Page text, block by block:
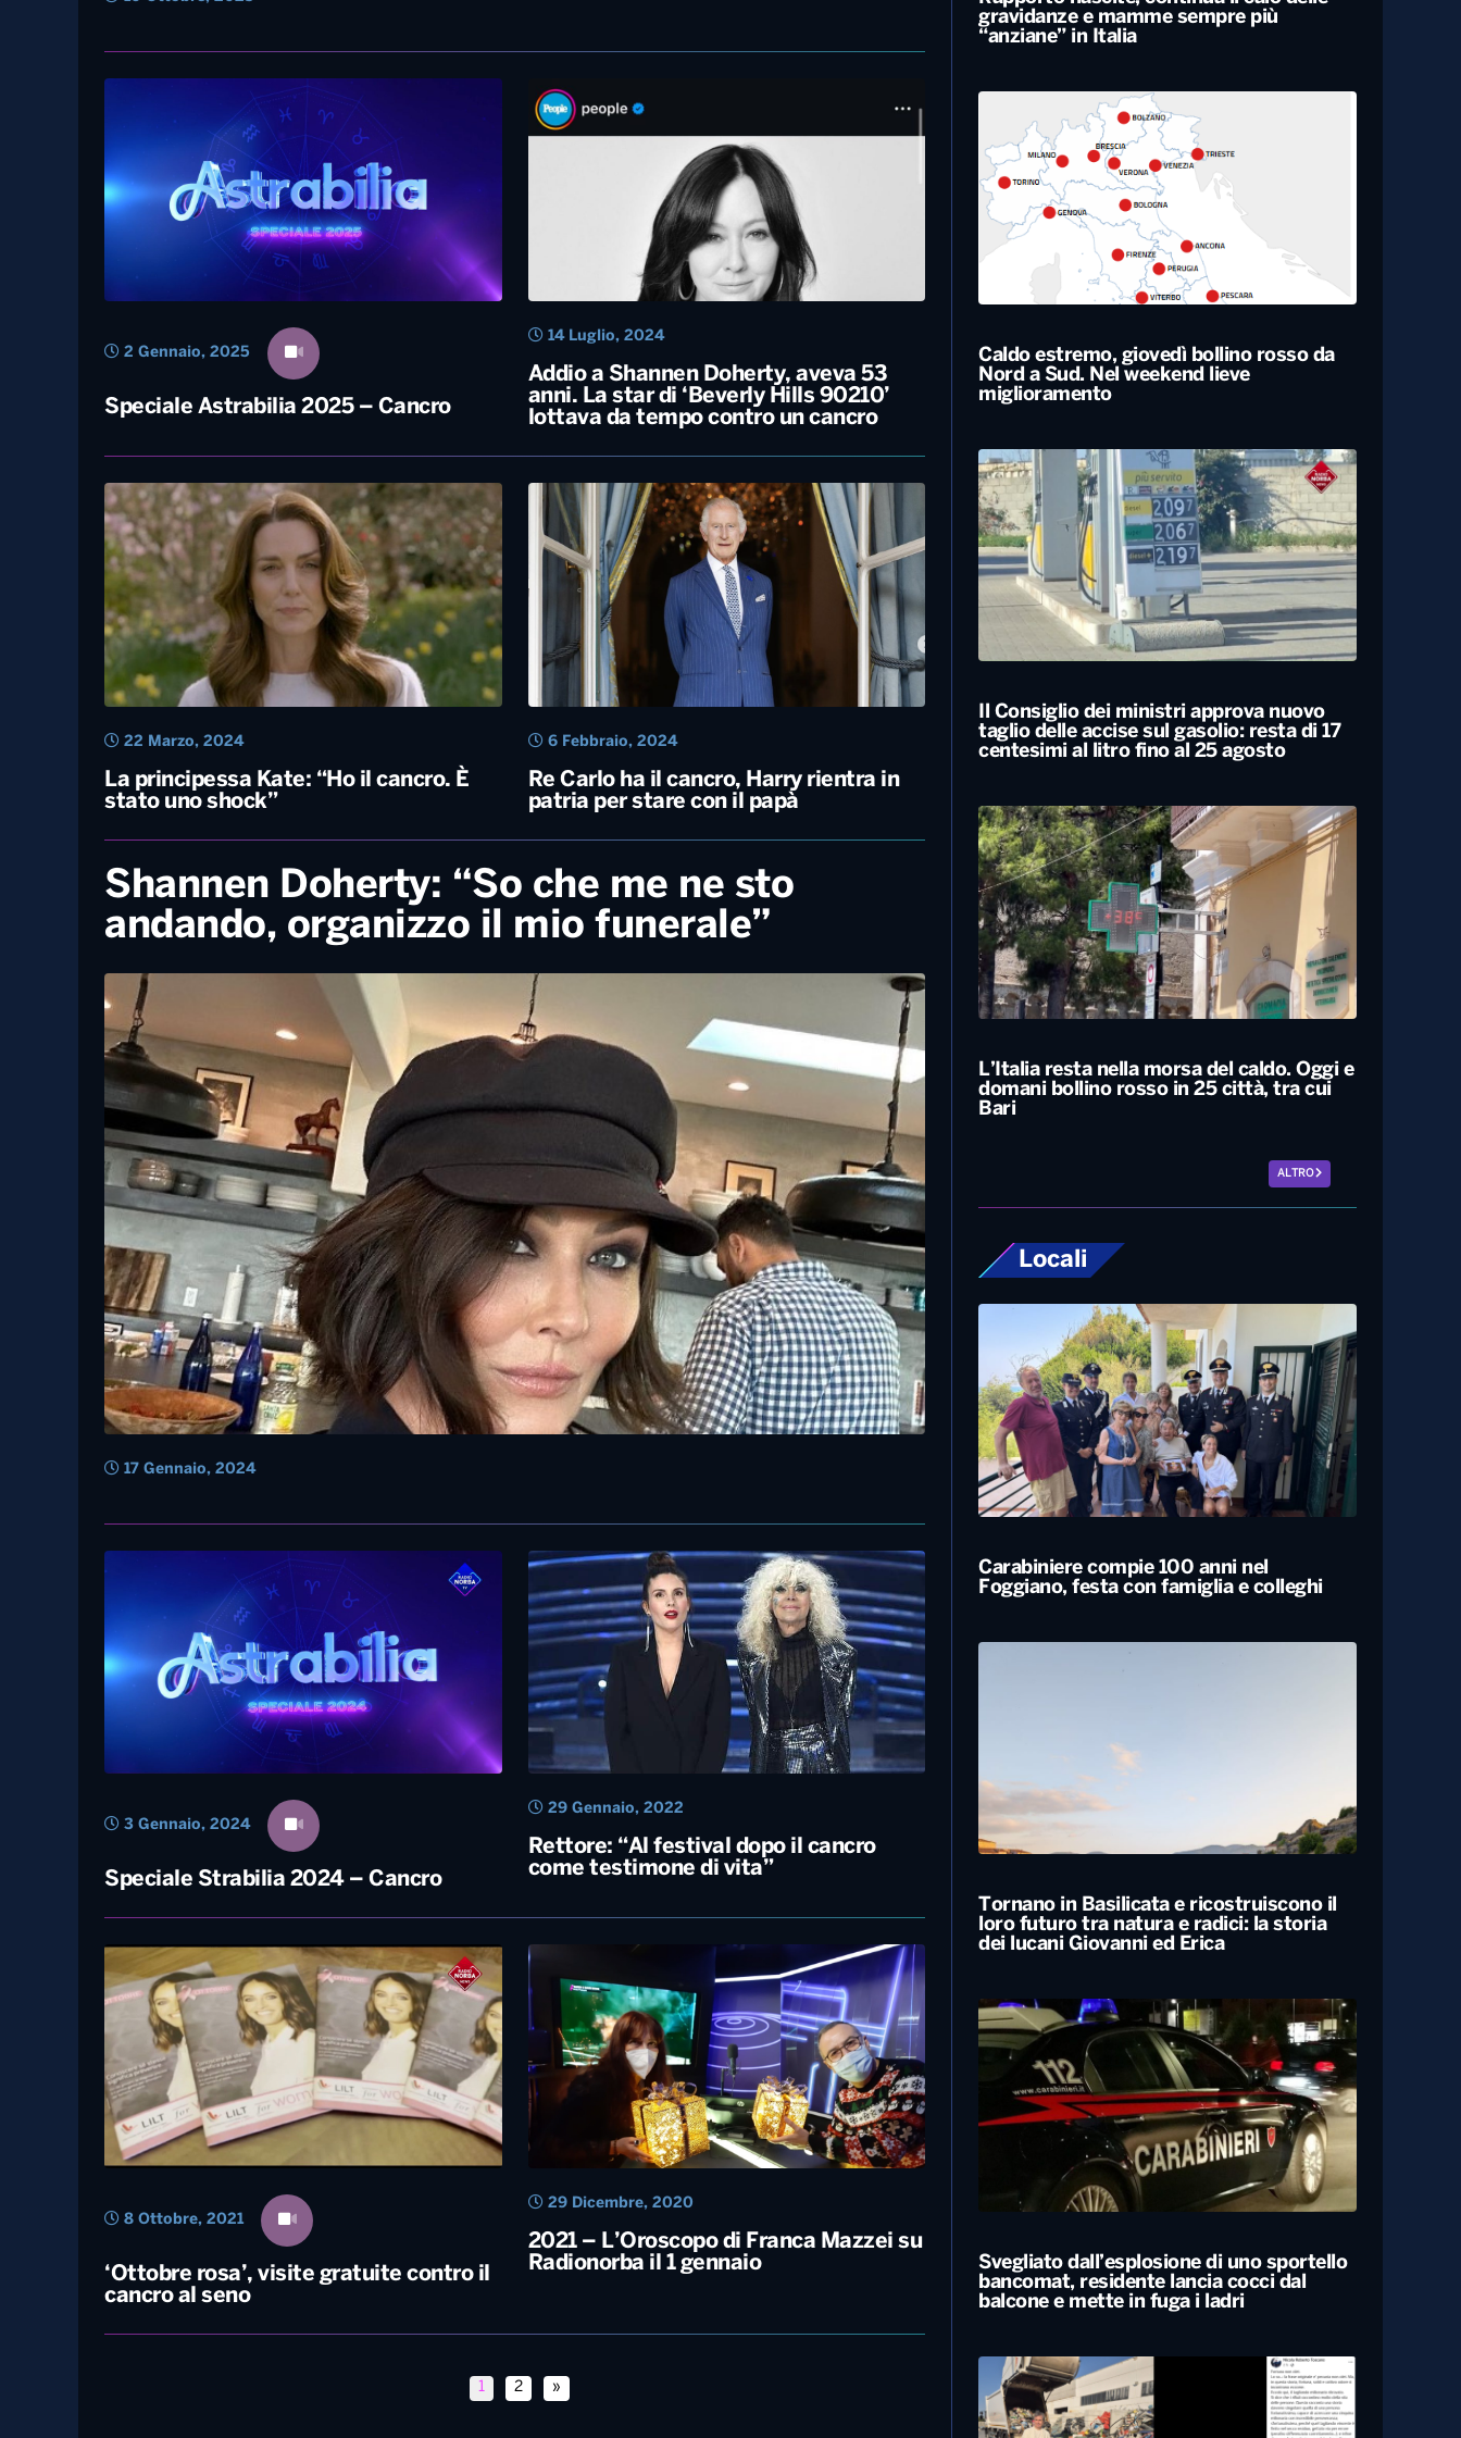
Speciale Astrabilia 2025 – Cancro
2 Gennaio, 2025
Addio a Shannen Doherty, aveva 53
anni. La star di ‘Beverly Hills 90210’
14 Luglio, 2024
La principessa Kate: “Ho il cancro. È
stato uno shock”
22 Marzo, 2024
Re Carlo ha il cancro, Harry rientra in
patria per stare con il papà
6 Febbraio, 2024
Shannen Doherty: “So che me ne sto
andando, organizzo il mio funerale”
17 Gennaio, 2024
3 Gennaio, 2024
Rettore: “Al festival dopo il cancro
come testimone di vita”
29 Gennaio, 2022
Rapporto nascite, continua il calo delle
Caldo estremo, giovedì bollino rosso da
Il Consiglio dei ministri approva nuovo
L’Italia resta nella morsa del caldo. Oggi e
domani bollino rosso in 25 città, tra cui
Bari
ALTRO
Locali
Tornano in Basilicata e ricostruiscono il